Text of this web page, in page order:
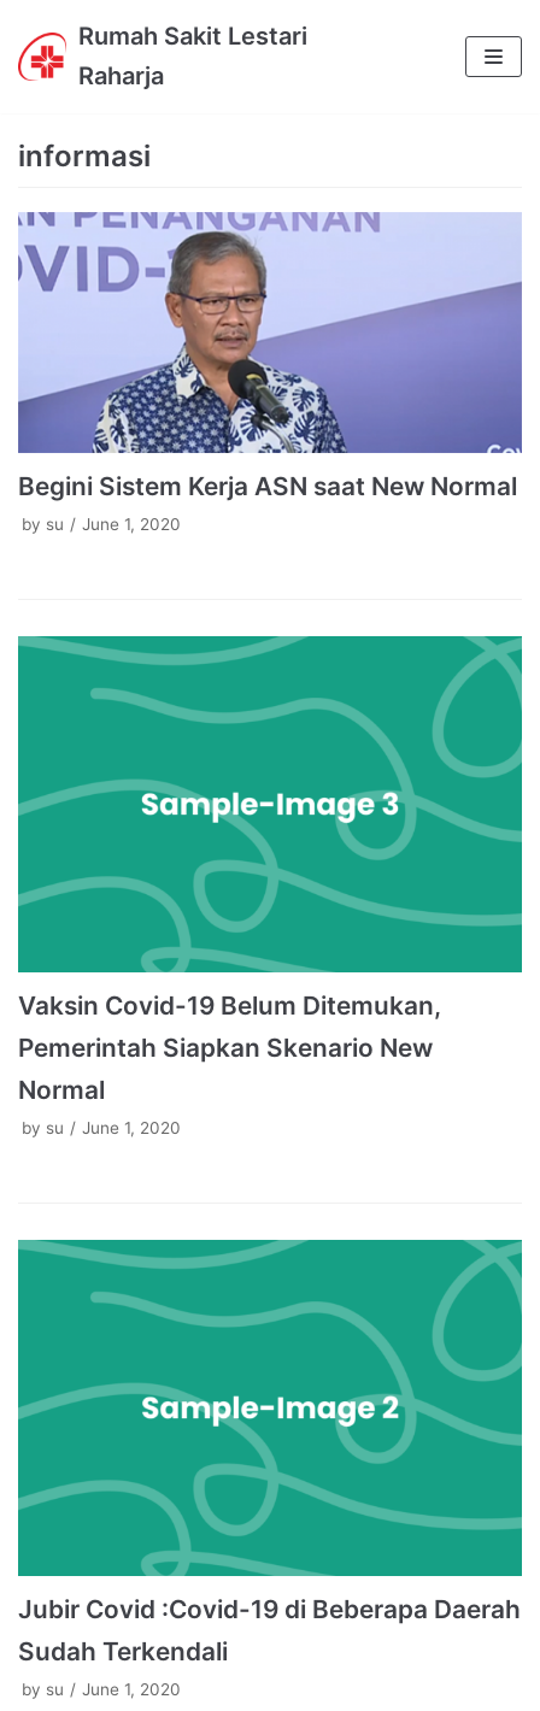
Skip
to
content
Rumah Sakit Lestari
Raharja
informasi
Begini Sistem Kerja ASN saat New Normal
by su June 1, 2020
Vaksin Covid-19 Belum Ditemukan,
Pemerintah Siapkan Skenario New
Normal
by su June 1, 2020
Jubir Covid :Covid-19 di Beberapa Daerah
Sudah Terkendali
by su June 1, 2020